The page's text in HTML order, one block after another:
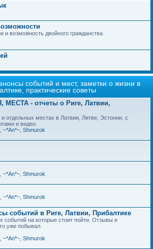
и возможность двойного гражданства
событий и мест, заметки о жизни в
практические советы
- отчеты о Риге, Латвии,
отдельных местах в Латвии, Литве, Эстонии, с
и видео.
~*An*~ Shmurok
~*An*~ Shmurok
~*An*~ Shmurok
событий в Риге, Латвии, Прибалтике
событий на которые стоит пойти. Отзывы и
уже побывал.
~*An*~ Shmurok